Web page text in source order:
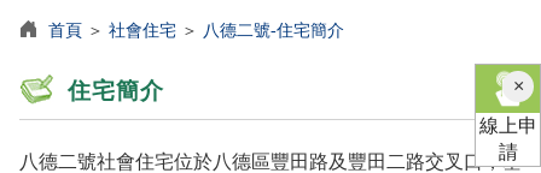
首頁 ＞ 社會住宅 ＞ 八德二號-住宅簡介
住宅簡介
八德二號社會住宅位於八德區豐田路及豐田二路交叉口，基
×關
閉
線上申
請